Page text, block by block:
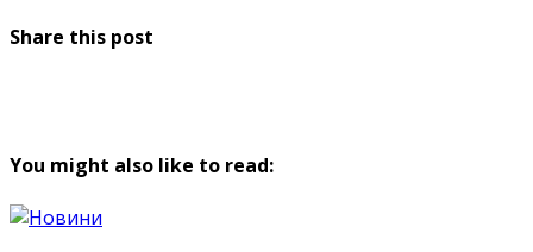
Share this post
You might also like to read: